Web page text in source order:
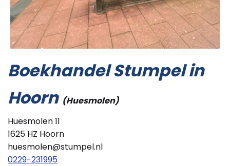
Boekhandel Stumpel in
Hoorn (Huesmolen)
Huesmolen 11
1625 HZ Hoorn
huesmolen@stumpel.nl
0229-231995